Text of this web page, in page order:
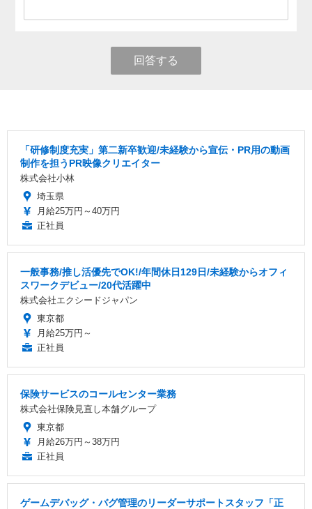
回答する
「研修制度充実」第二新卒歓迎/未経験から宣伝・PR用の動画
制作を担うPR映像クリエイター
株式会社小林
埼玉県
月給25万円～40万円
正社員
一般事務/推し活優先でOK!/年間休日129日/未経験からオフィ
スワークデビュー/20代活躍中
株式会社エクシードジャパン
東京都
月給25万円～
正社員
保険サービスのコールセンター業務
株式会社保険見直し本舗グループ
東京都
月給26万円～38万円
正社員
ゲームデバッグ・バグ管理のリーダーサポートスタッフ「正